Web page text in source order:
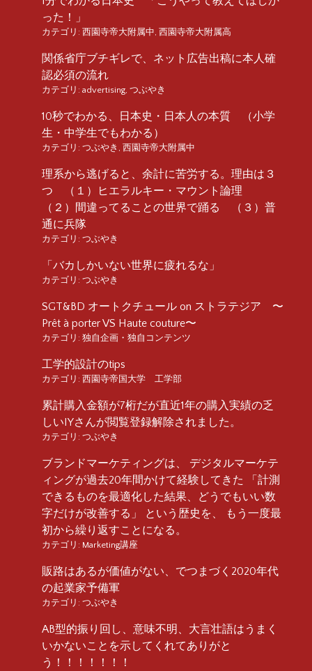
った！」
カテゴリ: 西園寺帝大附属中, 西園寺帝大附属高
関係省庁ブチギレで、ネット広告出稿に本人確
認必須の流れ
カテゴリ: advertising, つぶやき
10秒でわかる、日本史・日本人の本質 （小学
生・中学生でもわかる）
カテゴリ: つぶやき , 西園寺帝大附属中
理系から逃げると、余計に苦労する。理由は３
つ （１）ヒエラルキー・マウント論理
（２）間違ってることの世界で踊る （３）普
通に兵隊
カテゴリ: つぶやき
「バカしかいない世界に疲れるな」
カテゴリ: つぶやき
SGT&BD オートクチュール on ストラテジア 〜
Prêt à porter VS Haute couture〜
カテゴリ: 独自企画・独自コンテンツ
工学的設計のtips
カテゴリ: 西園寺帝国大学 工学部
累計購入金額が7桁だが直近1年の購入実績の乏
しいIYさんが閲覧登録解除されました。
カテゴリ: つぶやき
ブランドマーケティングは、 デジタルマーケテ
ィングが過去20年間かけて経験してきた 「計測
できるものを最適化した結果、どうでもいい数
字だけが改善する」 という歴史を、 もう一度最
初から繰り返すことになる。
カテゴリ: Marketing講座
販路はあるが価値がない、でつまづく2020年代
の起業家予備軍
カテゴリ: つぶやき
AB型的振り回し、意味不明、大言壮語はうまく
いかないことを示してくれてありがと
う！！！！！！！